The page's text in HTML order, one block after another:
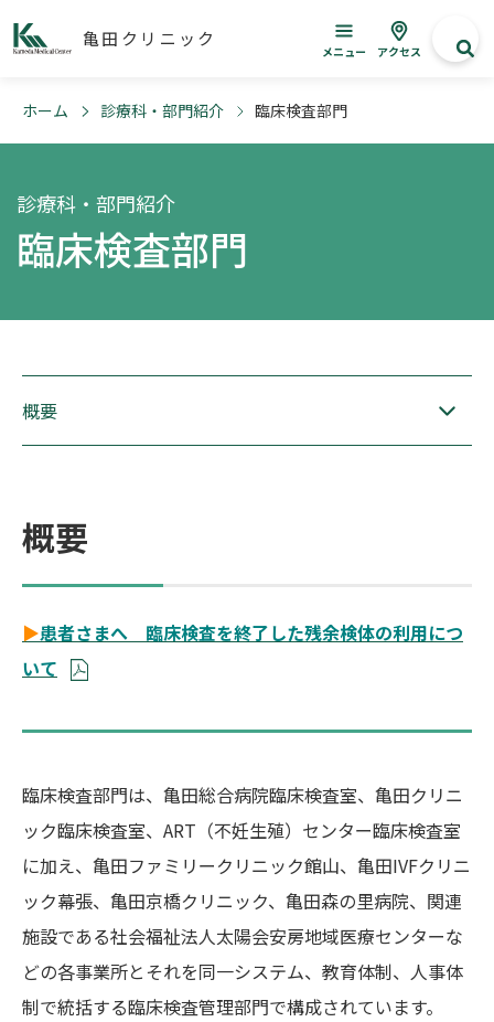
亀田クリニック
メニュー アクセス
ホーム 診療科・部門紹介 臨床検査部門
診療科・部門紹介
臨床検査部門
概要
概要
▶患者さまへ 臨床検査を終了した残余検体の利用につ
いて
臨床検査部門は、亀田総合病院臨床検査室、亀田クリニ
ック臨床検査室、ART（不妊生殖）センター臨床検査室
に加え、亀田ファミリークリニック館山、亀田IVFクリニ
ック幕張、亀田京橋クリニック、亀田森の里病院、関連
施設である社会福祉法人太陽会安房地域医療センターな
どの各事業所とそれを同一システム、教育体制、人事体
制で統括する臨床検査管理部門で構成されています。